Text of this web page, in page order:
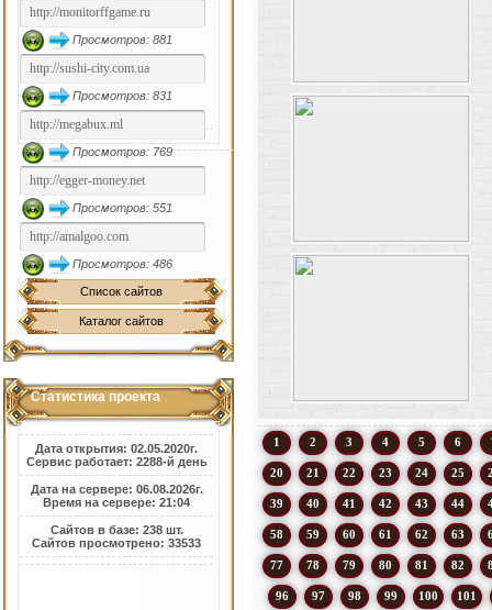
Просмотров: 881
Просмотров: 831
Просмотров: 769
Просмотров: 551
Просмотров: 486
Список сайтов
Каталог сайтов
Статистика проекта
Дата открытия: 02.05.2020г.
Сервис работает: 2288-й день
Дата на сервере: 06.08.2026г.
Время на сервере: 21:04
Сайтов в базе: 238 шт.
Сайтов просмотрено: 33533
1 2 3 4 5 6
20 21 22 23 24 25
39 40 41 42 43 44
58 59 60 61 62 63
77 78 79 80 81 82
96 97 98 99 100 101